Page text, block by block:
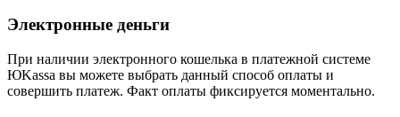
Электронные деньги
При наличии электронного кошелька в платежной системе
ЮKassa вы можете выбрать данный способ оплаты и
совершить платеж. Факт оплаты фиксируется моментально.